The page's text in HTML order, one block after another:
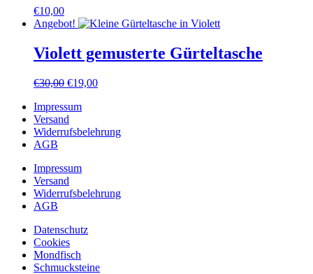
€10,00
Angebot!
Violett gemusterte Gürteltasche
€30,00 Ursprünglicher
war:
€30,00
€19,00Aktueller
Impressum
Versand
Widerrufsbelehrung
AGB
Impressum
Versand
Widerrufsbelehrung
AGB
Datenschutz
Cookies
Mondfisch
Schmucksteine